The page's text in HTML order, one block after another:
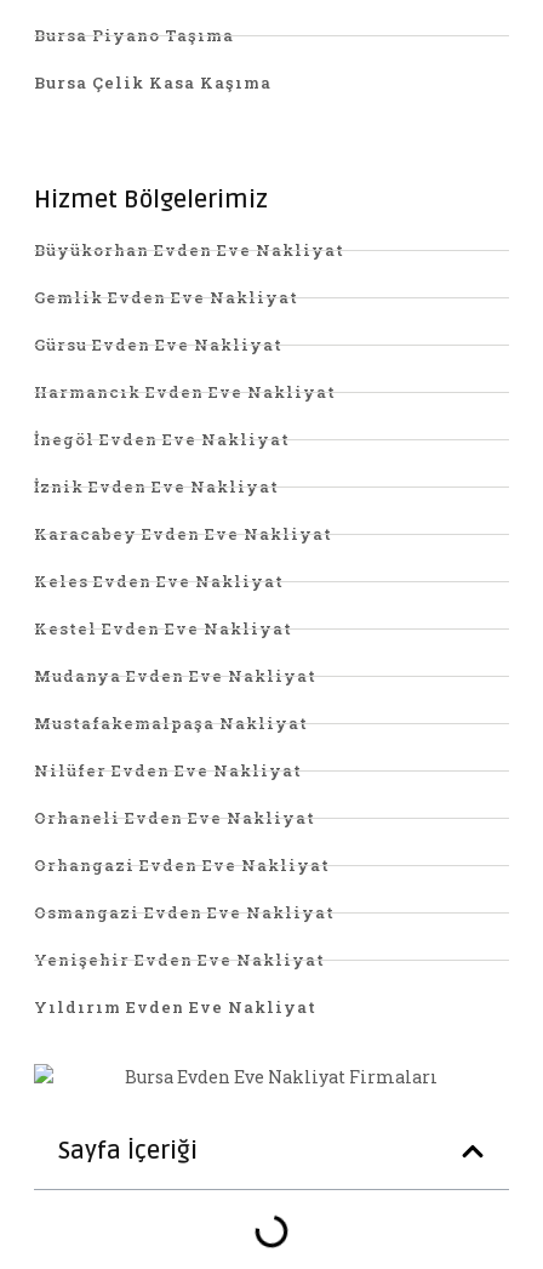
Bursa Piyano Taşıma
Bursa Çelik Kasa Kaşıma
Hizmet Bölgelerimiz
Büyükorhan Evden Eve Nakliyat
Gemlik Evden Eve Nakliyat
Gürsu Evden Eve Nakliyat
Harmancık Evden Eve Nakliyat
İnegöl Evden Eve Nakliyat
İznik Evden Eve Nakliyat
Karacabey Evden Eve Nakliyat
Keles Evden Eve Nakliyat
Kestel Evden Eve Nakliyat
Mudanya Evden Eve Nakliyat
Mustafakemalpaşa Nakliyat
Nilüfer Evden Eve Nakliyat
Orhaneli Evden Eve Nakliyat
Orhangazi Evden Eve Nakliyat
Osmangazi Evden Eve Nakliyat
Yenişehir Evden Eve Nakliyat
Yıldırım Evden Eve Nakliyat
Sayfa İçeriği